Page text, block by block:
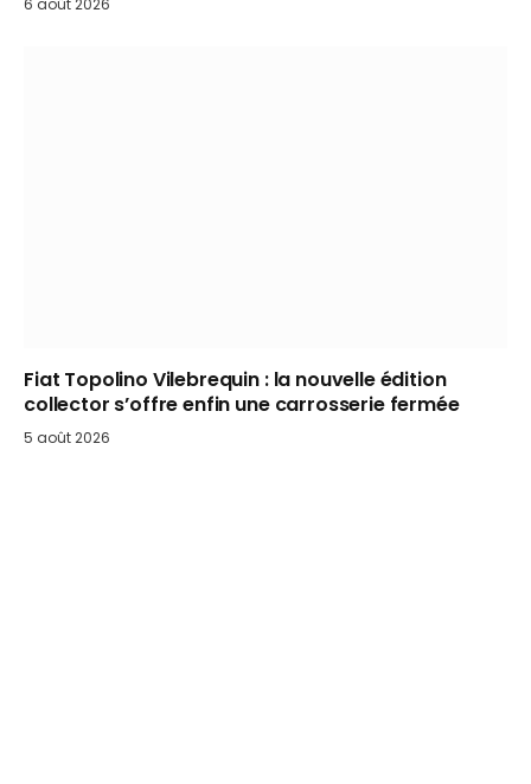
6 août 2026
Fiat Topolino Vilebrequin : la nouvelle édition
collector s’offre enfin une carrosserie fermée
5 août 2026